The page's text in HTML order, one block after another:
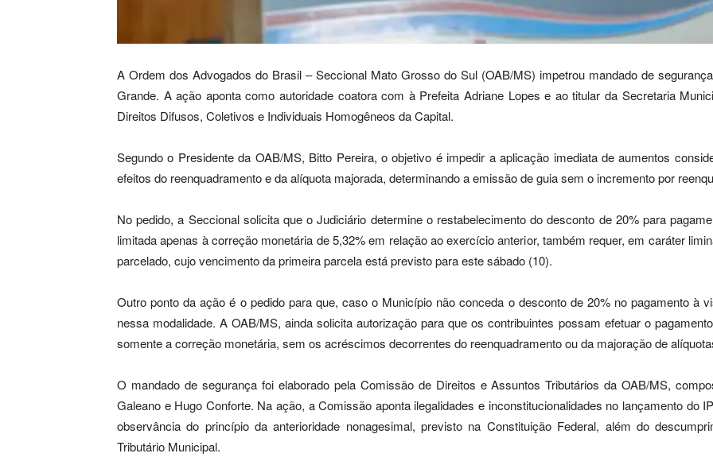
A Ordem dos Advogados do Brasil – Seccional Mato Grosso do Sul (OAB/MS) impetrou mandado de
Grande. A ação aponta como autoridade coatora com à Prefeita Adriane Lopes e ao titular da Secretaria
Direitos Difusos, Coletivos e Individuais Homogêneos da Capital.
Segundo o Presidente da OAB/MS, Bitto Pereira, o objetivo é impedir a aplicação imediata de aumentos
efeitos do reenquadramento e da alíquota majorada, determinando a emissão de guia sem o incremento por
No pedido, a Seccional solicita que o Judiciário determine o restabelecimento do desconto de 20% para
limitada apenas à correção monetária de 5,32% em relação ao exercício anterior, também requer, em caráter
parcelado, cujo vencimento da primeira parcela está previsto para este sábado (10).
Outro ponto da ação é o pedido para que, caso o Município não conceda o desconto de 20% no pagamento à
nessa modalidade. A OAB/MS, ainda solicita autorização para que os contribuintes possam efetuar o
somente a correção monetária, sem os acréscimos decorrentes do reenquadramento ou da majoração de
O mandado de segurança foi elaborado pela Comissão de Direitos e Assuntos Tributários da OAB/MS,
Galeano e Hugo Conforte. Na ação, a Comissão aponta ilegalidades e inconstitucionalidades no lançamento do
observância do princípio da anterioridade nonagesimal, previsto na Constituição Federal, além do
Tributário Municipal.